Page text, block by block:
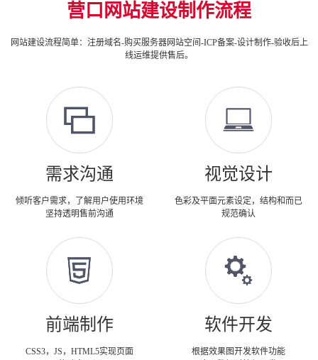
营口网站建设制作流程
网站建设流程简单：注册域名-购买服务器网站空间-ICP备案-设计制作-验收后上
线运维提供售后。
需求沟通
倾听客户需求，了解用户使用环境
坚持透明售前沟通
视觉设计
色彩及平面元素设定，结构和而已
规范确认
前端制作
CSS3，JS，HTML5实现页面
软件开发
根据效果图开发软件功能